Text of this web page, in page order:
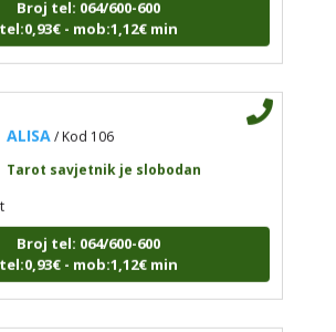
tel:0,93€ - mob:1,12€ min
ALISA / Kod 106
Tarot savjetnik je slobodan
Broj tel: 064/600-600
tel:0,93€ - mob:1,12€ min